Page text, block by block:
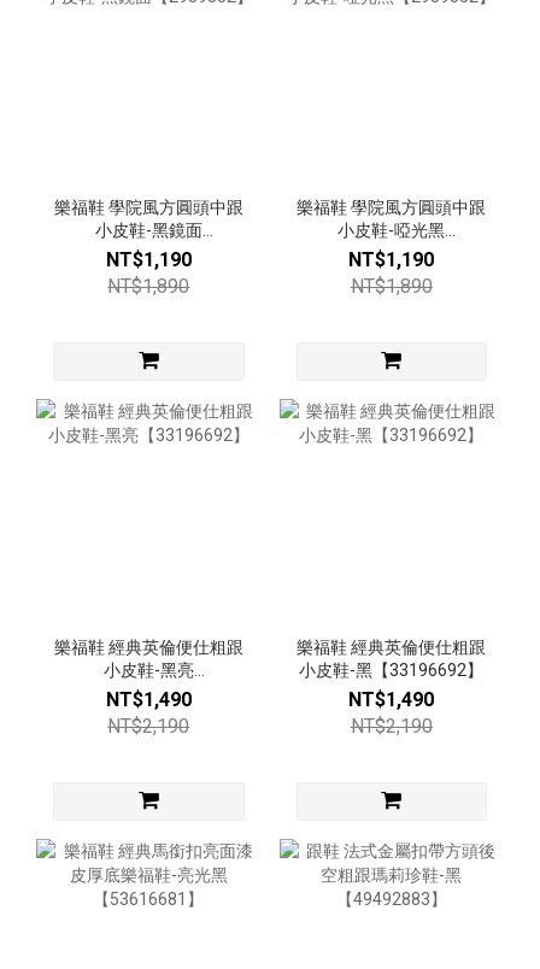
樂福鞋 學院風方圓頭中跟
小皮鞋-黑鏡面
【2989332】
NT$1,190
NT$1,890
樂福鞋 學院風方圓頭中跟
小皮鞋-啞光黑
【2989332】
NT$1,190
NT$1,890
樂福鞋 經典英倫便仕粗跟
小皮鞋-黑亮
【33196692】
NT$1,490
NT$2,190
樂福鞋 經典英倫便仕粗跟
小皮鞋-黑【33196692】
NT$1,490
NT$2,190